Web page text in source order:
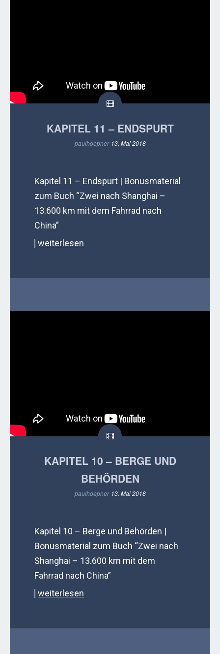
KAPITEL 11 – ENDSPURT
paulhoepner 13. Mai 2018
Kapitel 11 – Endspurt | Bonusmaterial
zum Buch “Zwei nach Shanghai –
13.600 km mit dem Fahrrad nach
China”
weiterlesen
KAPITEL 10 – BERGE UND
BEHÖRDEN
paulhoepner 13. Mai 2018
Kapitel 10 – Berge und Behörden |
Bonusmaterial zum Buch “Zwei nach
Shanghai – 13.600 km mit dem
Fahrrad nach China”
weiterlesen